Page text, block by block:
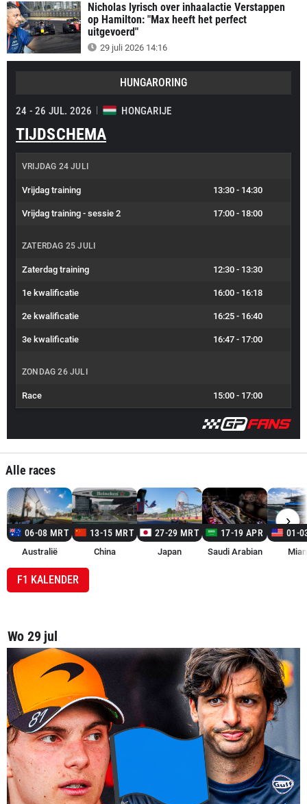
Nicholas lyrisch over inhaalactie Verstappen
op Hamilton: "Max heeft het perfect
uitgevoerd"
29 juli 2026 14:16
HUNGARORING
24 - 26 JUL. 2026 HONGARIJE
TIJDSCHEMA
VRIJDAG 24 JULI
Vrijdag training 13:30 - 14:30
Vrijdag training - sessie 2 17:00 - 18:00
ZATERDAG 25 JULI
Zaterdag training 12:30 - 13:30
1e kwalificatie 16:00 - 16:18
2e kwalificatie 16:25 - 16:40
3e kwalificatie 16:47 - 17:00
ZONDAG 26 JULI
Race 15:00 - 17:00
Alle races
06-08 MRT
Australië
13-15 MRT
China
27-29 MRT
Japan
17-19 APR
Saudi Arabian
01-
›
F1 KALENDER
Wo 29 jul